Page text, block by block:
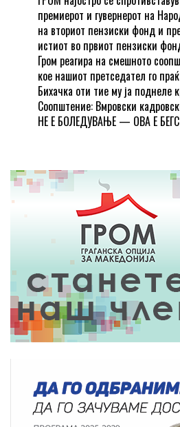
премиерот и гувернерот на
на вториот пензиски фонд и
истиот во првиот пензиски
Гром реагира на смешното
кое нашиот претседател го
Бихачка оти тие му ја поднеле
Соопштение: Вмровски
НЕ Е БОЛЕДУВАЊЕ — ОВА Е